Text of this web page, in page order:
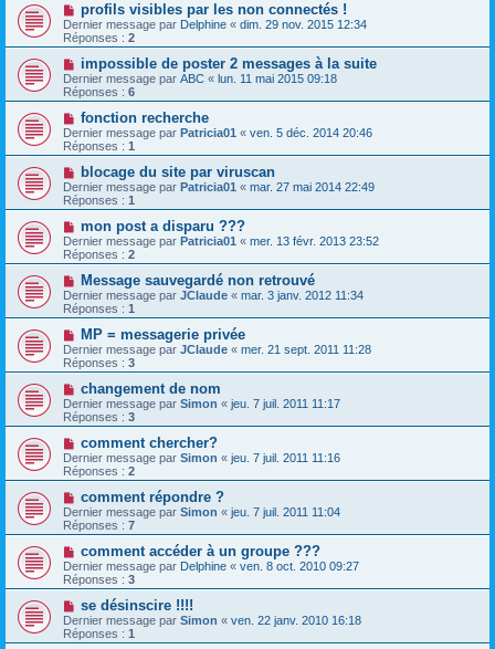
profils visibles par les non connectés !
Dernier message par Delphine « dim. 29 nov. 2015 12:34
Réponses : 2
impossible de poster 2 messages à la suite
Dernier message par ABC « lun. 11 mai 2015 09:18
Réponses : 6
fonction recherche
Dernier message par Patricia01 « ven. 5 déc. 2014 20:46
Réponses : 1
blocage du site par viruscan
Dernier message par Patricia01 « mar. 27 mai 2014 22:49
Réponses : 1
mon post a disparu ???
Dernier message par Patricia01 « mer. 13 févr. 2013 23:52
Réponses : 2
Message sauvegardé non retrouvé
Dernier message par JClaude « mar. 3 janv. 2012 11:34
Réponses : 1
MP = messagerie privée
Dernier message par JClaude « mer. 21 sept. 2011 11:28
Réponses : 3
changement de nom
Dernier message par Simon « jeu. 7 juil. 2011 11:17
Réponses : 3
comment chercher?
Dernier message par Simon « jeu. 7 juil. 2011 11:16
Réponses : 2
comment répondre ?
Dernier message par Simon « jeu. 7 juil. 2011 11:04
Réponses : 7
comment accéder à un groupe ???
Dernier message par Delphine « ven. 8 oct. 2010 09:27
Réponses : 3
se désinscire !!!!
Dernier message par Simon « ven. 22 janv. 2010 16:18
Réponses : 1